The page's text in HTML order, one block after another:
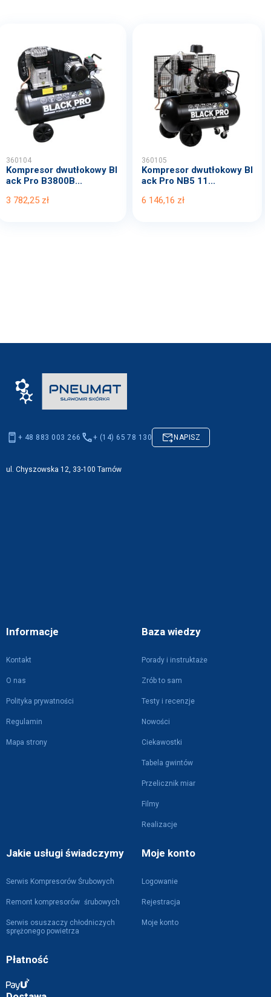
360104
Kompresor dwutłokowy Bl
ack Pro B3800B...
3 782,25 zł
360105
Kompresor dwutłokowy Bl
ack Pro NB5 11...
6 146,16 zł
Informacje
Kontakt
O nas
Polityka prywatności
Regulamin
Mapa strony
Baza wiedzy
Porady i instruktaże
Zrób to sam
Testy i recenzje
Nowości
Ciekawostki
Tabela gwintów
Przelicznik miar
Filmy
Realizacje
Jakie usługi świadczymy
Serwis Kompresorów Śrubowych
Remont kompresorów śrubowych
Serwis osuszaczy chłodniczych
sprężonego powietrza
Moje konto
Logowanie
Rejestracja
Moje konto
Płatność
+ 48 883 003 266 + (14) 65 78 130 NAPISZ
ul. Chyszowska 12, 33-100 Tarnów